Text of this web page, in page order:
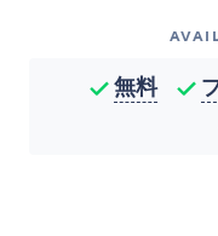
無料